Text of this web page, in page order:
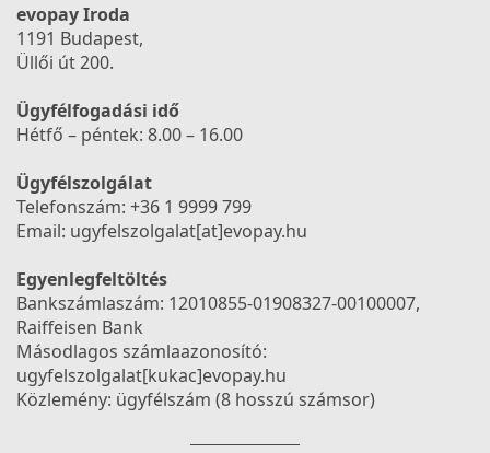
evopay Iroda
1191 Budapest,
Üllői út 200.
Ügyfélfogadási idő
Hétfő – péntek: 8.00 – 16.00
Ügyfélszolgálat
Telefonszám: +36 1 9999 799
Email: ugyfelszolgalat[at]evopay.hu
Egyenlegfeltöltés
Bankszámlaszám: 12010855-01908327-00100007,
Raiffeisen Bank
Másodlagos számlaazonosító:
ugyfelszolgalat[kukac]evopay.hu
Közlemény: ügyfélszám (8 hosszú számsor)